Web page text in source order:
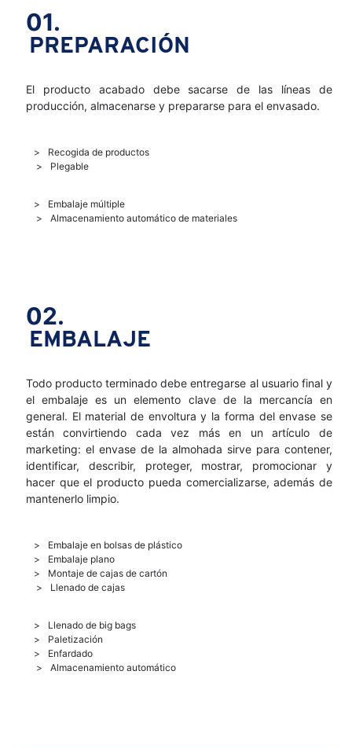
01.
PREPARACIÓN
El producto acabado debe sacarse de las líneas de
producción, almacenarse y prepararse para el envasado.
Recogida de productos
Plegable
Embalaje múltiple
Almacenamiento automático de materiales
02.
EMBALAJE
Todo producto terminado debe entregarse al usuario final y
el embalaje es un elemento clave de la mercancía en
general. El material de envoltura y la forma del envase se
están convirtiendo cada vez más en un artículo de
marketing: el envase de la almohada sirve para contener,
identificar, describir, proteger, mostrar, promocionar y
hacer que el producto pueda comercializarse, además de
mantenerlo limpio.
Embalaje en bolsas de plástico
Embalaje plano
Montaje de cajas de cartón
Llenado de cajas
Llenado de big bags
Paletización
Enfardado
Almacenamiento automático